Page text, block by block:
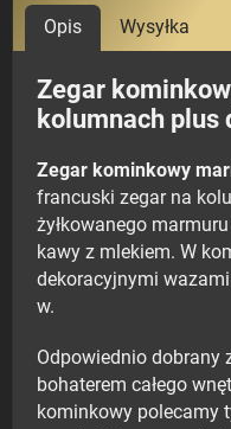
Opis Wysyłka
Zegar
kolumnach plus
Zegar kominkowy
francuski zegar na
żyłkowanego
kawy z mlekiem. W
dekoracyjnymi
w.
Odpowiednio dobrany
bohaterem całego
kominkowy polecamy